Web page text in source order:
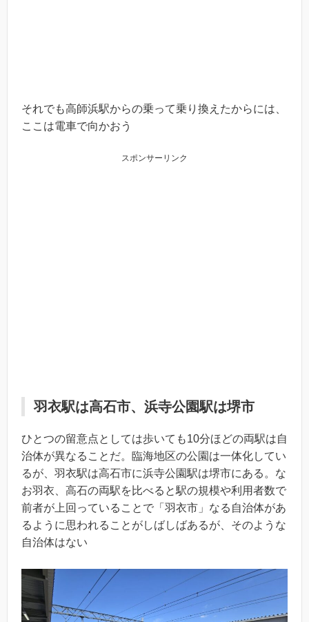
それでも高師浜駅からの乗って乗り換えたからには、
ここは電車で向かおう
スポンサーリンク
羽衣駅は高石市、浜寺公園駅は堺市
ひとつの留意点としては歩いても10分ほどの両駅は自
治体が異なることだ。臨海地区の公園は一体化してい
るが、羽衣駅は高石市に浜寺公園駅は堺市にある。な
お羽衣、高石の両駅を比べると駅の規模や利用者数で
前者が上回っていることで「羽衣市」なる自治体があ
るように思われることがしばしばあるが、そのような
自治体はない